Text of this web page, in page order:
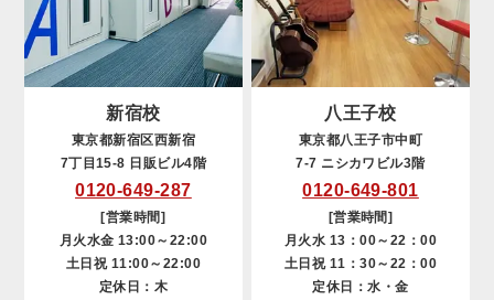
新宿校
東京都新宿区西新宿
7丁目15-8 日販ビル4階
0120-649-287
[営業時間]
月火水金 13:00～22:00
土日祝 11:00～22:00
定休日：木
八王子校
東京都八王子市中町
7-7 ニシカワビル3階
0120-649-801
[営業時間]
月火水 13：00～22：00
土日祝 11：30～22：00
定休日：水・金